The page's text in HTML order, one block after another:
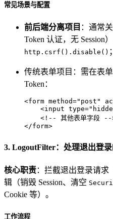
常见场景与配置
前后端分离项目 ：通常
Token 认证，无 Session
http.csrf().disable() ；
传统表单项目：需在表
Token：
<form method="post"
<input type=
<!-- 其他表单字段 --
</form>
3. LogoutFilter：处理退出登
核心职责：拦截退出登录请求
辑（销毁 Session、清空
Cookie 等）。
工作流程